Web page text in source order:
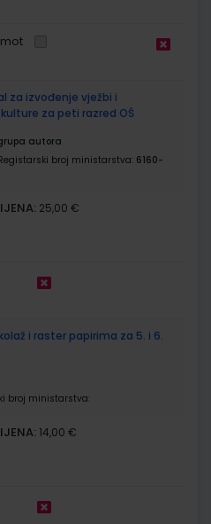
za izvođenje vježbi i
za peti razred OŠ
autora
broj ministarstva: 6160-
25,00 €
i raster papirima za 5. i 6.
broj ministarstva:
14,00 €